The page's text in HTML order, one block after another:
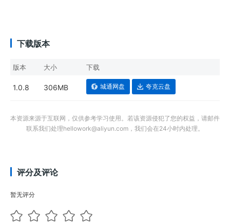
下载版本
版本 大小 下载
1.0.8 306MB 城通网盘 夸克云盘
本资源来源于互联网，仅供参考学习使用。若该资源侵犯了您的权益，请邮件
联系我们处理hellowork@aliyun.com，我们会在24小时内处理。
评分及评论
暂无评分